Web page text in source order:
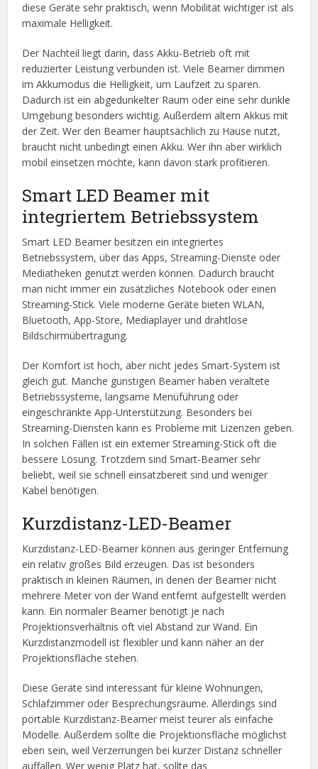
diese Geräte sehr praktisch, wenn Mobilität wichtiger ist als
maximale Helligkeit.
Der Nachteil liegt darin, dass Akku-Betrieb oft mit
reduzierter Leistung verbunden ist. Viele Beamer dimmen
im Akkumodus die Helligkeit, um Laufzeit zu sparen.
Dadurch ist ein abgedunkelter Raum oder eine sehr dunkle
Umgebung besonders wichtig. Außerdem altern Akkus mit
der Zeit. Wer den Beamer hauptsächlich zu Hause nutzt,
braucht nicht unbedingt einen Akku. Wer ihn aber wirklich
mobil einsetzen möchte, kann davon stark profitieren.
Smart LED Beamer mit
integriertem Betriebssystem
Smart LED Beamer besitzen ein integriertes
Betriebssystem, über das Apps, Streaming-Dienste oder
Mediatheken genutzt werden können. Dadurch braucht
man nicht immer ein zusätzliches Notebook oder einen
Streaming-Stick. Viele moderne Geräte bieten WLAN,
Bluetooth, App-Store, Mediaplayer und drahtlose
Bildschirmübertragung.
Der Komfort ist hoch, aber nicht jedes Smart-System ist
gleich gut. Manche günstigen Beamer haben veraltete
Betriebssysteme, langsame Menüführung oder
eingeschränkte App-Unterstützung. Besonders bei
Streaming-Diensten kann es Probleme mit Lizenzen geben.
In solchen Fällen ist ein externer Streaming-Stick oft die
bessere Lösung. Trotzdem sind Smart-Beamer sehr
beliebt, weil sie schnell einsatzbereit sind und weniger
Kabel benötigen.
Kurzdistanz-LED-Beamer
Kurzdistanz-LED-Beamer können aus geringer Entfernung
ein relativ großes Bild erzeugen. Das ist besonders
praktisch in kleinen Räumen, in denen der Beamer nicht
mehrere Meter von der Wand entfernt aufgestellt werden
kann. Ein normaler Beamer benötigt je nach
Projektionsverhältnis oft viel Abstand zur Wand. Ein
Kurzdistanzmodell ist flexibler und kann näher an der
Projektionsfläche stehen.
Diese Geräte sind interessant für kleine Wohnungen,
Schlafzimmer oder Besprechungsräume. Allerdings sind
portable Kurzdistanz-Beamer meist teurer als einfache
Modelle. Außerdem sollte die Projektionsfläche möglichst
eben sein, weil Verzerrungen bei kurzer Distanz schneller
auffallen. Wer wenig Platz hat, sollte das